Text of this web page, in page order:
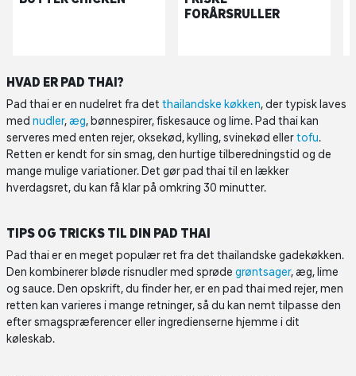
FORÅRSRULLER
HVAD ER PAD THAI?
Pad thai er en nudelret fra det thailandske køkken, der typisk laves
med nudler,æg, bønnespirer, fiskesauce og lime. Pad thai kan
serveres med enten rejer, oksekød, kylling, svinekød ellertofu.
Retten er kendt for sin smag, den hurtige tilberedningstid og de
mange mulige variationer. Det gør pad thai til en lækker
hverdagsret, du kan få klar på omkring 30 minutter.
TIPS OG TRICKS TIL DIN PAD THAI
Pad thai er en meget populær ret fra det thailandske gadekøkken.
Den kombinerer bløde risnudler med sprøde grøntsager, æg, lime
og sauce. Den opskrift, du finder her, er en pad thai med rejer, men
retten kan varieres i mange retninger, så du kan nemt tilpasse den
efter smagspræferencer eller ingredienserne hjemme i dit
køleskab.